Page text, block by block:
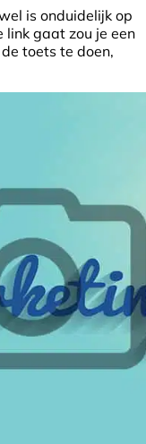
is onduidelijk op
link gaat zou je een
toets te doen,